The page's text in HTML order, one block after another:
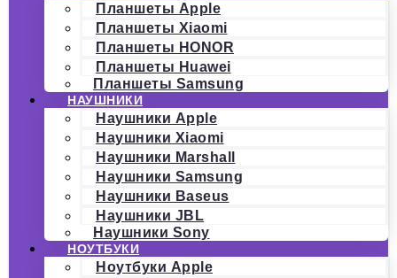
Планшеты Apple
Планшеты Xiaomi
Планшеты HONOR
Планшеты Huawei
Планшеты Samsung
НАУШНИКИ
Наушники Apple
Наушники Xiaomi
Наушники Marshall
Наушники Samsung
Наушники Baseus
Наушники JBL
Наушники Sony
НОУТБУКИ
Ноутбуки Apple